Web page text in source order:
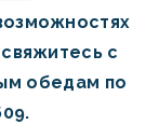
с
обедам по